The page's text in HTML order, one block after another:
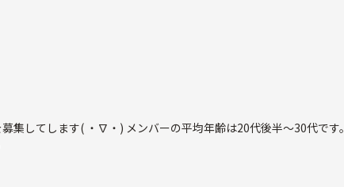
茨城県神栖市で一緒に遊戯王で遊べる方を募集してします( ・∇・) メンバーの平均年齢は20代後半〜30代です。